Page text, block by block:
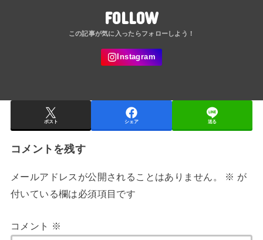
FOLLOW
ポスト シェア 送る
コメントを残す
メールアドレスが公開されることはありません。 ※ が
付いている欄は必須項目です
コメント ※